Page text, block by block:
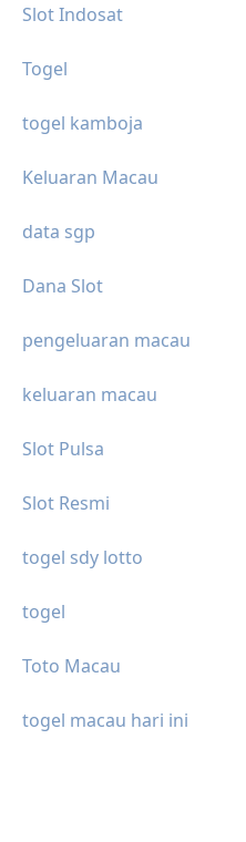
Slot Indosat
Togel
togel kamboja
Keluaran Macau
data sgp
Dana Slot
pengeluaran macau
keluaran macau
Slot Pulsa
Slot Resmi
togel sdy lotto
togel
Toto Macau
togel macau hari ini